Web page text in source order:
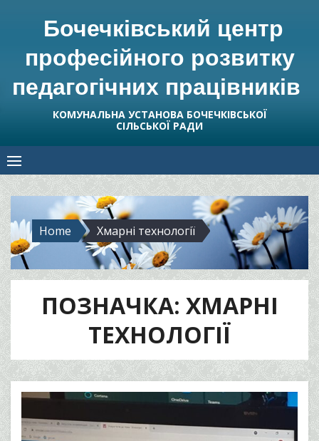
Бочечківський центр
професійного розвитку
педагогічних працівників
КОМУНАЛЬНА УСТАНОВА БОЧЕЧКІВСЬКОЇ
СІЛЬСЬКОЇ РАДИ
Home Хмарні технології
ПОЗНАЧКА: ХМАРНІ
ТЕХНОЛОГІЇ